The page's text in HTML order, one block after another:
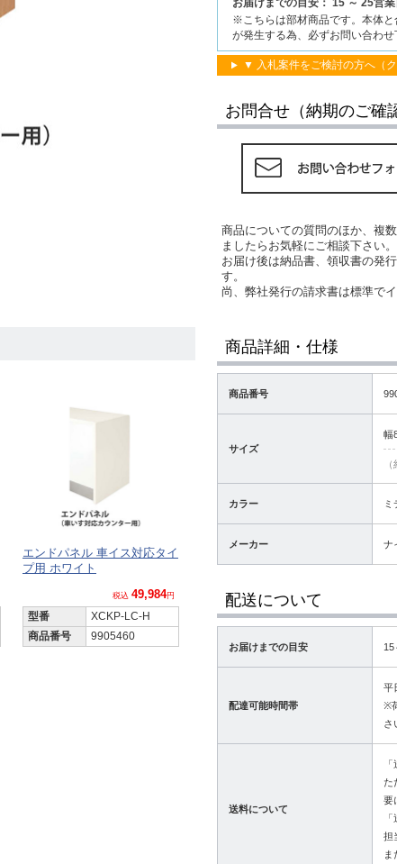
※こちらは部材商品です。本体
が発生する為、必ずお問い合わせ
▼ 入札案件をご検討の方へ（
お問合せ（納期のご確
商品についての質問のほか、複
ましたらお気軽にご相談下さい。
お届け後は納品書、領収書の発
す。
尚、弊社発行の請求書は標準で
エンドパネル 車イス対応タイ
プ用 ホワイト
税込 49,984円
型番
XCKP-LC-H
商品番号
9905460
商品詳細・仕様
商品番号
サイズ
幅
カラー
メーカー ナ
配送について
お届けまでの目安 15
配達可能時間帯
平
※
さ
送料について
た
要
担
ま